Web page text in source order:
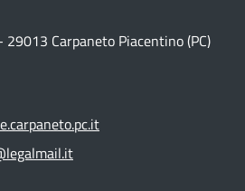
29013 Carpaneto Piacentino (PC)